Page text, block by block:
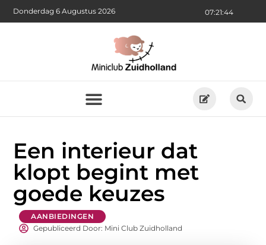
07:21:46
Donderdag 6 Augustus 2026
Een interieur dat
klopt begint met
goede keuzes
AANBIEDINGEN
Gepubliceerd Door: Mini Club Zuidholland